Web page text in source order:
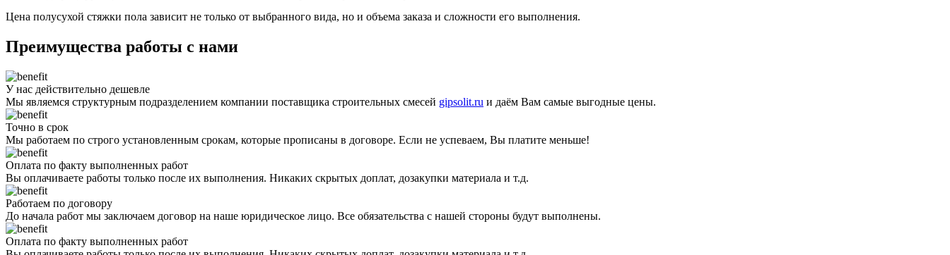
Цена полусухой стяжки пола зависит не только от выбранного вида, но и объема заказа и сложности его выполнения.
Преимущества работы с нами
У нас действительно дешевле
Мы являемся структурным подразделением компании поставщика строительных смесей gipsolit.ru и даём Вам самые выгодные цены.
Точно в срок
Мы работаем по строго установленным срокам, которые прописаны в договоре. Если не успеваем, Вы платите меньше!
Оплата по факту выполненных работ
Вы оплачиваете работы только после их выполнения. Никаких скрытых доплат, дозакупки материала и т.д.
Работаем по договору
До начала работ мы заключаем договор на наше юридическое лицо. Все обязательства с нашей стороны будут выполнены.
Оплата по факту выполненных работ